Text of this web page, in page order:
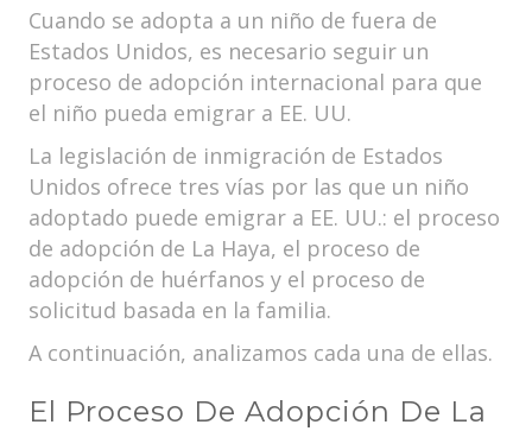
Cuando se adopta a un niño de fuera de
Estados Unidos, es necesario seguir un
proceso de adopción internacional para que
el niño pueda emigrar a EE. UU.
La legislación de inmigración de Estados
Unidos ofrece tres vías por las que un niño
adoptado puede emigrar a EE. UU.: el proceso
de adopción de La Haya, el proceso de
adopción de huérfanos y el proceso de
solicitud basada en la familia.
A continuación, analizamos cada una de ellas.
El Proceso De Adopción De La